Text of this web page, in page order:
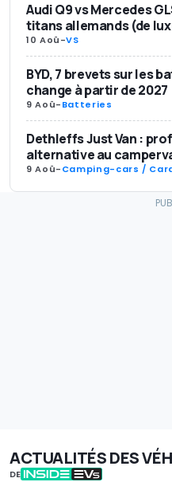
Audi Q9 vs Mercedes
titans allemands (de
10 Aoû-VS
BYD, 7 brevets sur les
change à partir de 2027
9 Aoû-Batteries
Dethleffs Just Van :
alternative au
9 Aoû-Camping-cars /
ACTUALITÉS DES
DE